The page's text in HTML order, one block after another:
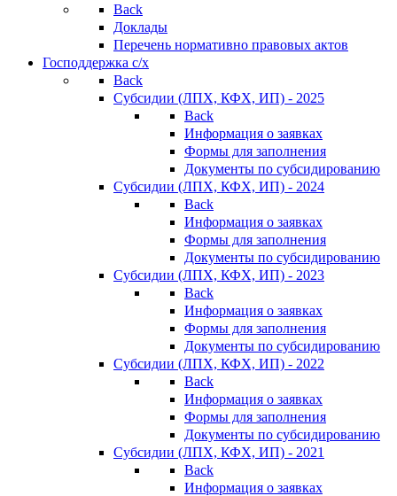
Back
Доклады
Перечень нормативно правовых актов
Господдержка с/х
Back
Субсидии (ЛПХ, КФХ, ИП) - 2025
Back
Информация о заявках
Формы для заполнения
Документы по субсидированию
Субсидии (ЛПХ, КФХ, ИП) - 2024
Back
Информация о заявках
Формы для заполнения
Документы по субсидированию
Субсидии (ЛПХ, КФХ, ИП) - 2023
Back
Информация о заявках
Формы для заполнения
Документы по субсидированию
Субсидии (ЛПХ, КФХ, ИП) - 2022
Back
Информация о заявках
Формы для заполнения
Документы по субсидированию
Субсидии (ЛПХ, КФХ, ИП) - 2021
Back
Информация о заявках